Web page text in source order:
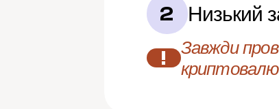
2 Низький
!
Завжди